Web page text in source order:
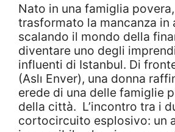
Nato in una famiglia
trasformato la mancanza in
scalando il mondo della
diventare uno degli
influenti di Istanbul. Di
(Aslı Enver), una donna
erede di una delle famiglie
della città. L’incontro tra i
cortocircuito esplosivo: un